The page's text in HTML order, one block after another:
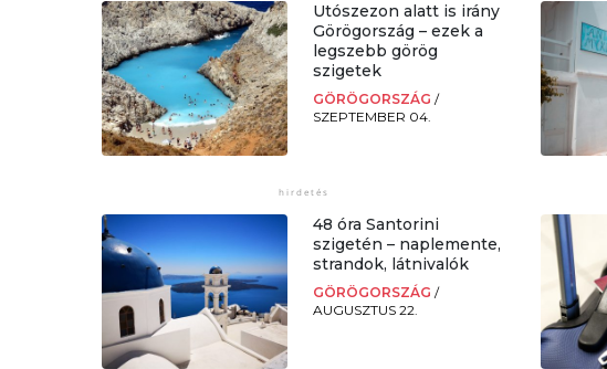
Utószezon alatt is irány
Görögország – ezek a
legszebb görög
szigetek
GÖRÖGORSZÁG/
SZEPTEMBER 04.
48 óra Santorini
szigetén – naplemente,
strandok, látnivalók
GÖRÖGORSZÁG/
AUGUSZTUS 22.